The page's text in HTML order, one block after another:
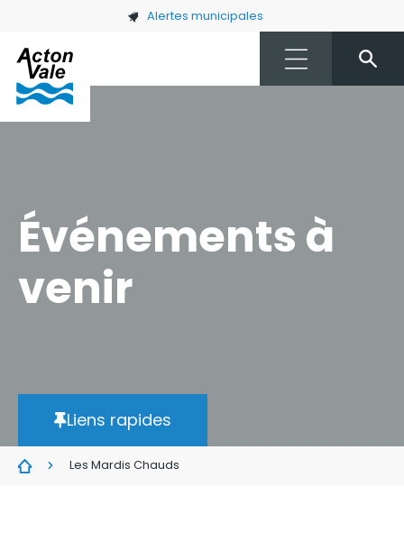
Skip to main content Alertes municipales
Événements à
venir
Liens rapides
Les Mardis Chauds